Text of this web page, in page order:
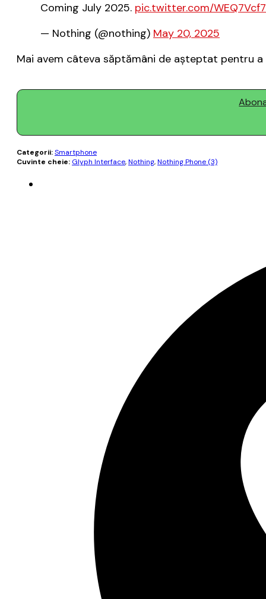
Coming July 2025. pic.twitter.com/
— Nothing (@nothing) May 20, 2025
Mai avem câteva săptămâni de aşteptat pentru
Categorii:Smartphone
Cuvinte cheie: Glyph Interface,Nothing,Nothing Phone (3)